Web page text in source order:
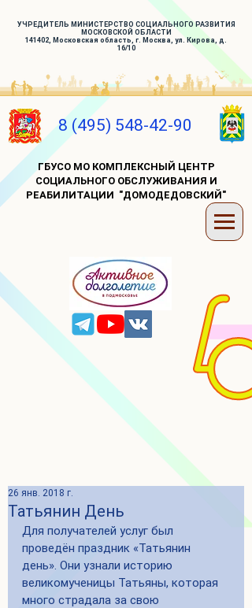
УЧРЕДИТЕЛЬ МИНИСТЕРСТВО СОЦИАЛЬНОГО РАЗВИТИЯ
МОСКОВСКОЙ ОБЛАСТИ
141402, Московская область, г. Москва, ул. Кирова, д.
16/10
8 (495) 548-42-90
ГБУСО МО КОМПЛЕКСНЫЙ ЦЕНТР
СОЦИАЛЬНОГО ОБСЛУЖИВАНИЯ И
РЕАБИЛИТАЦИИ "ДОМОДЕДОВСКИЙ"
Татьянин День
26 янв. 2018 г.
Для получателей услуг был
проведён праздник «Татьянин
день». Они узнали историю
великомученицы Татьяны, которая
много страдала за свою